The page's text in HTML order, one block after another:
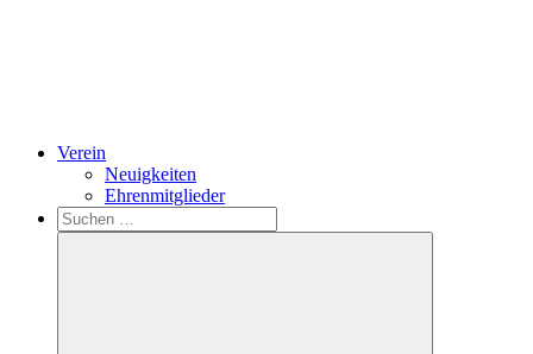
Verein
Neuigkeiten
Ehrenmitglieder
Search
Suchen
nach: